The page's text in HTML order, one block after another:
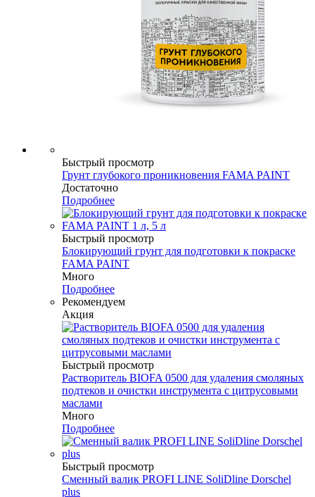
Быстрый просмотр
Грунт глубокого проникновения FAMA PAINT
Достаточно
Подробнее
Быстрый просмотр
Блокирующий грунт для подготовки к покраске
FAMA PAINT
Много
Подробнее
Рекомендуем
Акция
Быстрый просмотр
Растворитель BIOFA 0500 для удаления смоляных
подтеков и очистки инструмента с цитрусовыми
маслами
Много
Подробнее
Быстрый просмотр
Сменный валик PROFI LINE SoliDline Dorschel
plus